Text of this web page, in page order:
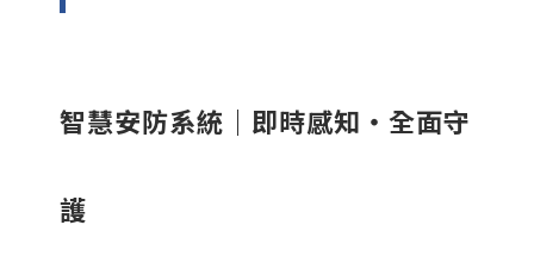
智慧安防系統｜即時感知・全面守
護